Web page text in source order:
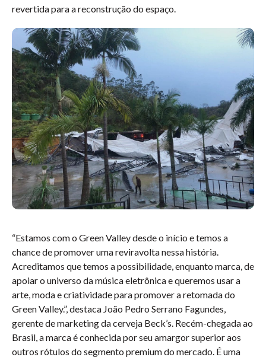
revertida para a reconstrução do espaço.
“Estamos com o Green Valley desde o início e temos a
chance de promover uma reviravolta nessa história.
Acreditamos que temos a possibilidade, enquanto marca, de
apoiar o universo da música eletrônica e queremos usar a
arte, moda e criatividade para promover a retomada do
Green Valley.”, destaca João Pedro Serrano Fagundes,
gerente de marketing da cerveja Beck’s. Recém-chegada ao
Brasil, a marca é conhecida por seu amargor superior aos
outros rótulos do segmento premium do mercado. É uma